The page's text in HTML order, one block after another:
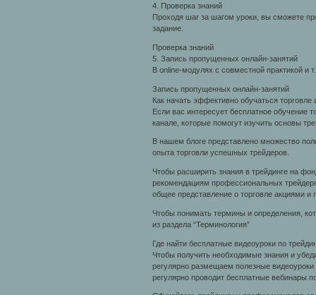
4. Проверка знаний
Проходя шаг за шагом уроки, вы сможете
задание.
Проверка знаний
5. Запись пропущенных онлайн-занятий
В online-модулях с совместной практикой и
Запись пропущенных онлайн-занятий
Как начать эффективно обучаться торговле
Если вас интересует бесплатное
канале, которые помогут изучить основы
В нашем блоге представлено множество
опыта торговли успешных трейдеров.
Чтобы расширить знания в трейдинге на
рекомендациям профессиональных
общее представление о торговле акциями
Чтобы понимать термины и определения,
из раздела “Терминология”
Где найти бесплатные видеоуроки по
Чтобы получить необходимые знания и
регулярно размещаем полезные видеоуроки
регулярно проводит бесплатные вебинары